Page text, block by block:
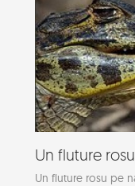
Un fluture
Un fluture rosu pe